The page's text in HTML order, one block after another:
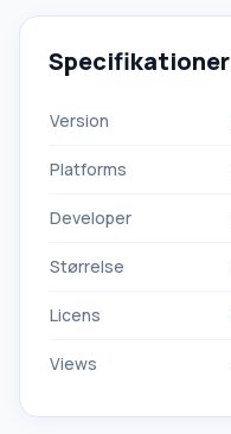
Specifikationer
Version
Platforms
Developer
Størrelse
Licens
Views